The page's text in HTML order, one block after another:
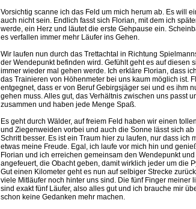
Vorsichtig scanne ich das Feld um mich herum ab. Es will
auch nicht sein. Endlich fasst sich Florian, mit dem ich
werde, ein Herz und läutet die erste Gehpause ein.
es verfallen immer mehr Läufer ins Gehen.
Wir laufen nun durch das Trettachtal in Richtung
der Wendepunkt befinden wird. Gefühlt geht es auf diesen
immer wieder mal gehen werde. Ich erkläre Florian, dass
das Trainieren von Höhenmeter bei uns kaum möglich ist.
entgegnet, dass er von Beruf Gebirgsjäger sei und es ihm
gehen muss. Alles gut, das Verhältnis zwischen uns passt
zusammen und haben jede Menge Spaß.
Es geht durch Wälder, auf freiem Feld haben wir einen
und Ziegenweiden vorbei und auch die Sonne lässt sich
Schritt besser. Es ist ein Traum hier zu laufen, nur dass ich
etwas meine Freude. Egal, ich laufe vor mich hin und
Florian und ich erreichen gemeinsam den Wendepunkt
angefeuert, die Obacht geben, damit wirklich jeder um die
Gut einen Kilometer geht es nun auf selbiger Strecke
viele Mitläufer noch hinter uns sind. Die fünf Finger meiner
sind exakt fünf Läufer, also alles gut und ich brauche mir
schon keine Gedanken mehr machen.